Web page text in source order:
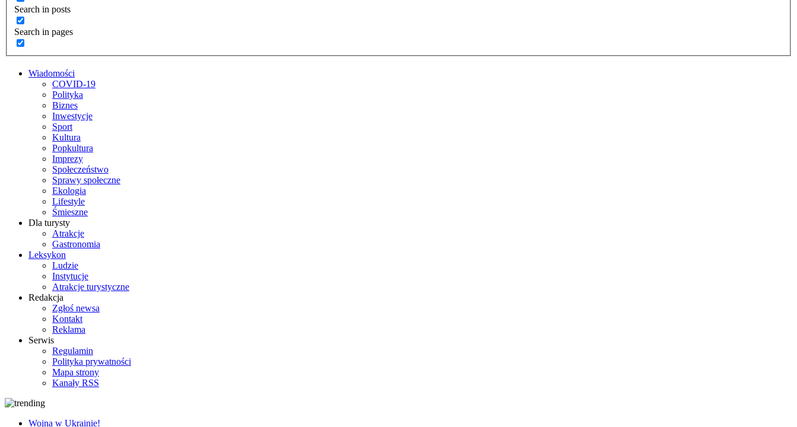
Search in posts
Search in pages
Wiadomości
COVID-19
Polityka
Biznes
Inwestycje
Sport
Kultura
Popkultura
Imprezy
Społeczeństwo
Sprawy społeczne
Ekologia
Lifestyle
Śmieszne
Dla turysty
Atrakcje
Gastronomia
Leksykon
Ludzie
Instytucje
Atrakcje turystyczne
Redakcja
Zgłoś newsa
Kontakt
Reklama
Serwis
Regulamin
Polityka prywatności
Mapa strony
Kanały RSS
Wojna w Ukrainie!